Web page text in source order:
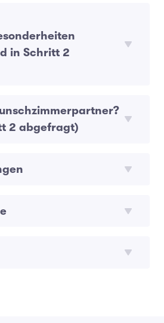
in Schritt 2
2 abgefragt)